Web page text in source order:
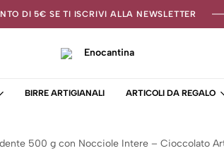
DI 5€ SE TI ISCRIVI ALLA NEWSLETTER
cantina
Enoteca
BIRRE ARTIGIANALI ARTICOLI DA REGALO
500 g con Nocciole Intere – Cioccolato